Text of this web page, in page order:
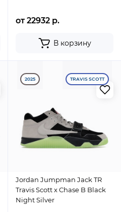
от 22932 р.
В корзину
2025 TRAVIS SCOTT
Jordan Jumpman Jack TR
Travis Scott x Chase B Black
Night Silver